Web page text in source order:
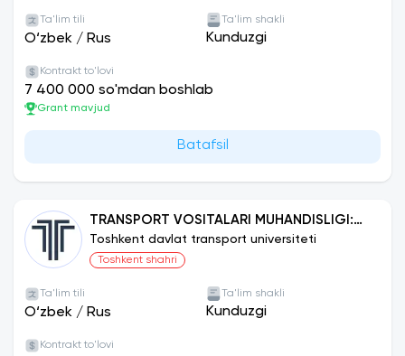
Ta'lim tili
O‘zbek / Rus
Ta'lim shakli
Kunduzgi
Kontrakt to'lovi
7 400 000 so'mdan boshlab
Grant mavjud
Batafsil
TRANSPORT VOSITALARI MUHANDISLIGI:
AVTOMOBIL TRANSPORTI
Toshkent davlat transport universiteti
Toshkent shahri
Ta'lim tili
O‘zbek / Rus
Ta'lim shakli
Kunduzgi
Kontrakt to'lovi